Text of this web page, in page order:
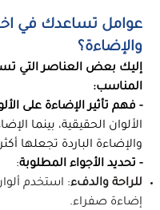
عوامل تساعدك في
والإضاءة؟
إليك بعض العناصر التي
المناسب:
- فهم تأثير الإضاءة على
الألوان الحقيقية، بينما
والإضاءة الباردة تجعلها
- تحديد الأجواء المطلوبة:
للراحة والدفء: استخدم
إضاءة صفراء.